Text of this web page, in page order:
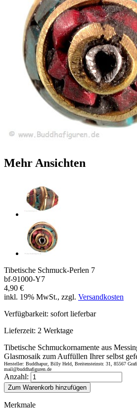
Mehr Ansichten
Tibetische Schmuck-Perlen 7
bf-91000-Y7
4,90 €
inkl. 19% MwSt., zzgl. Versandkosten
Verfügbarkeit: sofort lieferbar
Lieferzeit: 2 Werktage
Tibetische Schmuckornamente aus
Glasmosaik zum Auffüllen Ihrer selbst
Hersteller: Buddhapur, Billy Held, Breitensteinstr. 31, 85567
mail@buddhafiguren.de
Anzahl:
Zum Warenkorb hinzufügen
Merkmale